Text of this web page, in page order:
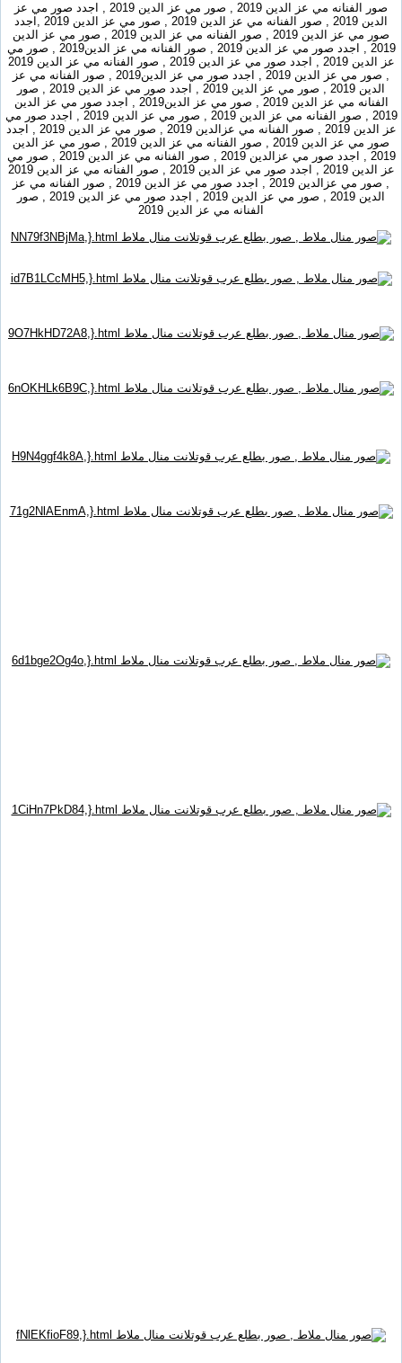
صور الفنانه مي عز الدين 2019 , صور مي عز الدين 2019 , اجدد صور مي عز
الدين 2019 , صور الفنانه مي عز الدين 2019 , صور مي عز الدين 2019 ,اجدد
صور مي عز الدين 2019 , صور الفنانه مي عز الدين 2019 , صور مي عز الدين
2019 , اجدد صور مي عز الدين 2019 , صور الفنانه مي عز الدين2019 , صور مي
عز الدين 2019 , اجدد صور مي عز الدين 2019 , صور الفنانه مي عز الدين 2019
, صور مي عز الدين 2019 , اجدد صور مي عز الدين2019 , صور الفنانه مي عز
الدين 2019 , صور مي عز الدين 2019 , اجدد صور مي عز الدين 2019 , صور
الفنانه مي عز الدين 2019 , صور مي عز الدين2019 , اجدد صور مي عز الدين
2019 , صور الفنانه مي عز الدين 2019 , صور مي عز الدين 2019 , اجدد صور مي
عز الدين 2019 , صور الفنانه مي عزالدين 2019 , صور مي عز الدين 2019 , اجدد
صور مي عز الدين 2019 , صور الفنانه مي عز الدين 2019 , صور مي عز الدين
2019 , اجدد صور مي عزالدين 2019 , صور الفنانه مي عز الدين 2019 , صور مي
عز الدين 2019 , اجدد صور مي عز الدين 2019 , صور الفنانه مي عز الدين 2019
, صور مي عزالدين 2019 , اجدد صور مي عز الدين 2019 , صور الفنانه مي عز
الدين 2019 , صور مي عز الدين 2019 , اجدد صور مي عز الدين 2019 , صور
الفنانه مي عز الدين 2019